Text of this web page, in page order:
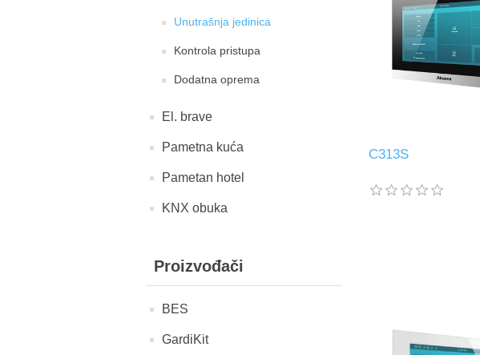
Unutrašnja jedinica
Kontrola pristupa
Dodatna oprema
El. brave
Pametna kuća
Pametan hotel
KNX obuka
Proizvođači
BES
GardiKit
C313S